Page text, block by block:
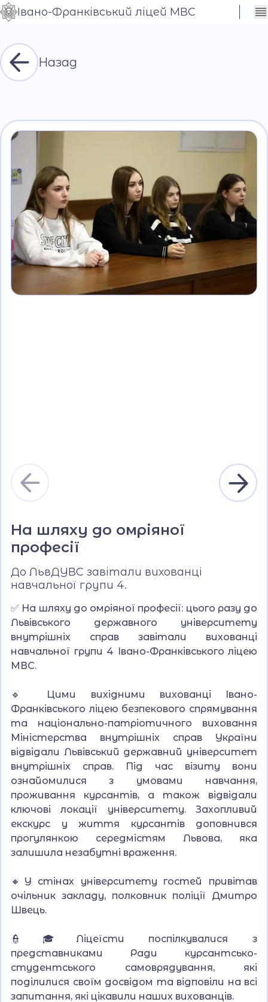
Контраст
Шрифт
Сховати
Івано-Франківський ліцей МВС
Назад
На шляху до омріяної
професії
До ЛьвДУВС завітали вихованці
навчальної групи 4.
✅ На шляху до омріяної професії: цього разу до
Львівського державного університету
внутрішніх справ завітали вихованці
навчальної групи 4 Івано-Франківського ліцею
МВС.
🔹 Цими вихідними вихованці Івано-
Франківського ліцею безпекового спрямування
та національно-патріотичного виховання
Міністерства внутрішніх справ України
відвідали Львівський державний університет
внутрішніх справ. Під час візиту вони
ознайомилися з умовами навчання,
проживання курсантів, а також відвідали
ключові локації університету. Захопливий
екскурс у життя курсантів доповнився
прогулянкою середмістям Львова, яка
залишила незабутні враження.
🔸У стінах університету гостей привітав
очільник закладу, полковник поліції Дмитро
Швець.
👮🎓Ліцеїсти поспілкувалися з
представниками Ради курсантсько-
студентського самоврядування, які
поділилися своїм досвідом та відповіли на всі
запитання, які цікавили наших вихованців.